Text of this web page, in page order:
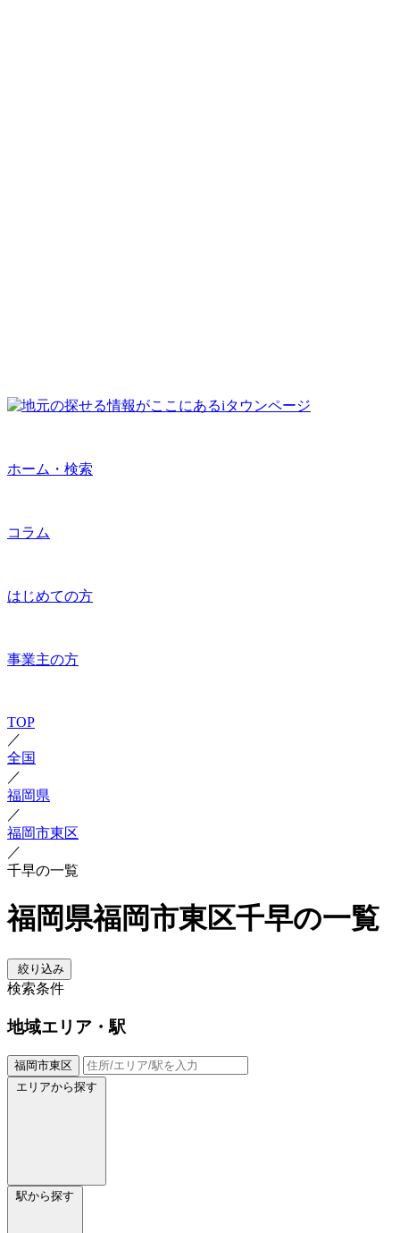
ホーム・検索
コラム
はじめての方
事業主の方
TOP
／
全国
／
福岡県
／
福岡市東区
／
千早の一覧
福岡県福岡市東区千早の一覧
絞り込み
検索条件
地域エリア・駅
福岡市東区
エリアから探す
駅から探す